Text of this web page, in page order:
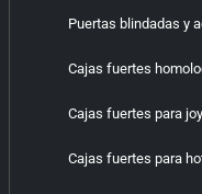
Puertas blindadas y
Cajas fuertes
Cajas fuertes para
Cajas fuertes para